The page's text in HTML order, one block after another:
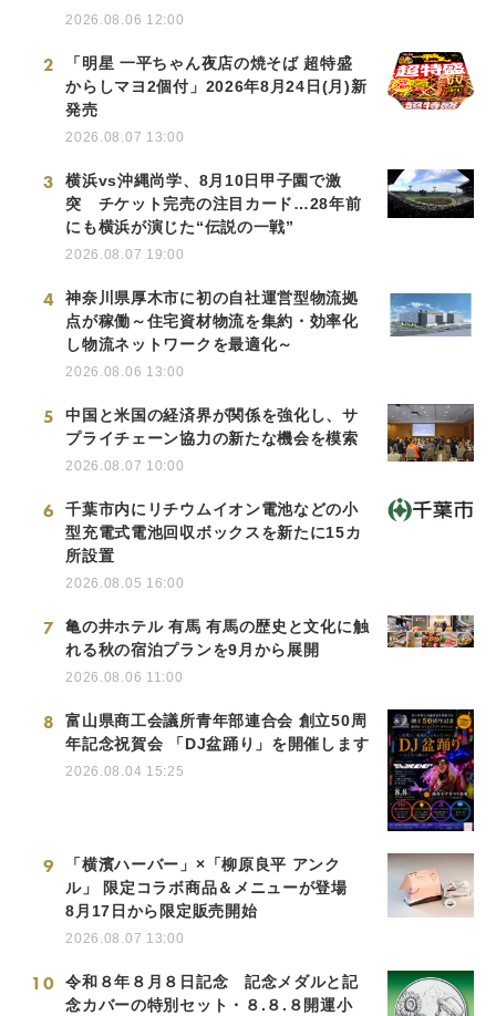
2026.08.06 12:00
2
「明星 一平ちゃん夜店の焼そば 超特盛
からしマヨ2個付」2026年8月24日(月)新
発売
2026.08.07 13:00
3
横浜vs沖縄尚学、8月10日甲子園で激
突 チケット完売の注目カード…28年前
にも横浜が演じた“伝説の一戦”
2026.08.07 19:00
4
神奈川県厚木市に初の自社運営型物流拠
点が稼働～住宅資材物流を集約・効率化
し物流ネットワークを最適化～
2026.08.06 13:00
5
中国と米国の経済界が関係を強化し、サ
プライチェーン協力の新たな機会を模索
2026.08.07 10:00
6
千葉市内にリチウムイオン電池などの小
型充電式電池回収ボックスを新たに15カ
所設置
2026.08.05 16:00
7
亀の井ホテル 有馬 有馬の歴史と文化に触
れる秋の宿泊プランを9月から展開
2026.08.06 11:00
8
富山県商工会議所青年部連合会 創立50周
年記念祝賀会 「DJ盆踊り」を開催します
2026.08.04 15:25
9
「横濱ハーバー」×「柳原良平 アンク
ル」 限定コラボ商品＆メニューが登場
8月17日から限定販売開始
2026.08.07 13:00
10
令和８年８月８日記念 記念メダルと記
念カバーの特別セット・８.８.８開運小